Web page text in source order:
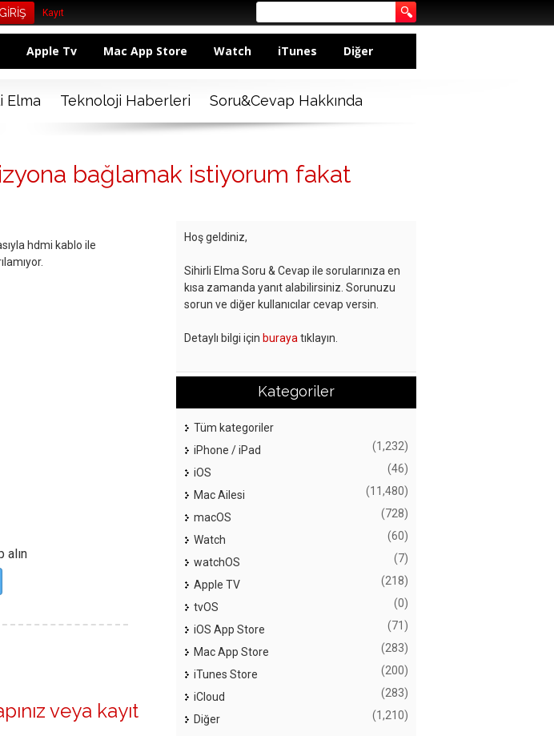
Kayıt
Apple Tv Mac App Store Watch iTunes Diğer
Elma Teknoloji Haberleri Soru&Cevap Hakkında
bağlamak istiyorum fakat
hdmi kablo ile
alın
veya kayıt
Hoş geldiniz,
Sihirli Elma Soru & Cevap ile sorularınıza en
kısa zamanda yanıt alabilirsiniz. Sorunuzu
sorun ve diğer kullanıcılar cevap versin.
Detaylı bilgi için buraya tıklayın.
Kategoriler
Tüm kategoriler
iPhone / iPad
(1,232)
iOS (46)
Mac Ailesi (11,480)
macOS (728)
Watch (60)
watchOS (7)
Apple TV (218)
tvOS (0)
iOS App Store (71)
Mac App Store (283)
iTunes Store (200)
iCloud (283)
Diğer (1,210)